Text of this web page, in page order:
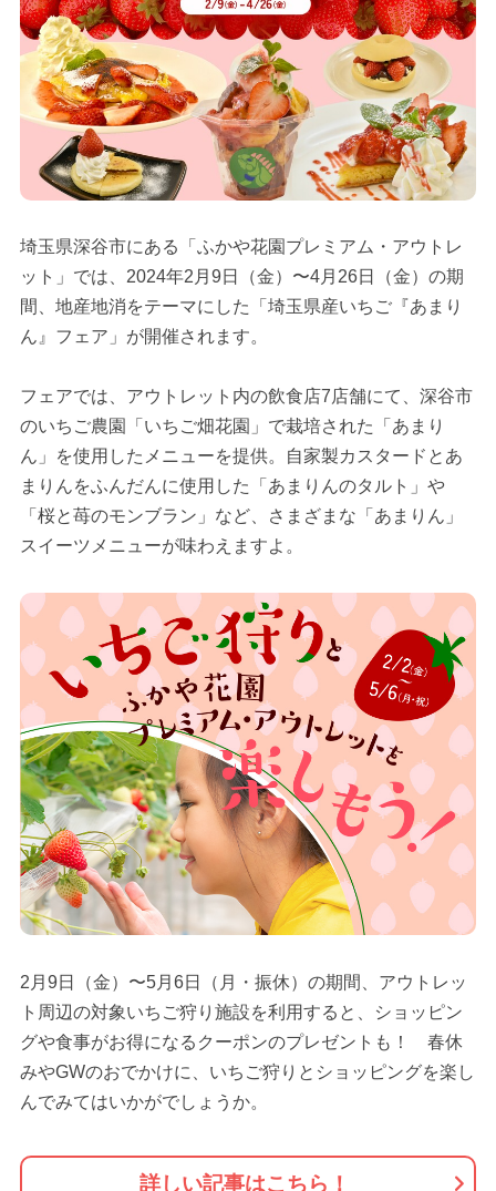
埼玉県深谷市にある「ふかや花園プレミアム・アウトレ
ット」では、2024年2月9日（金）〜4月26日（金）の期
間、地産地消をテーマにした「埼玉県産いちご『あまり
ん』フェア」が開催されます。
フェアでは、アウトレット内の飲食店7店舗にて、深谷市
のいちご農園「いちご畑花園」で栽培された「あまり
ん」を使用したメニューを提供。自家製カスタードとあ
まりんをふんだんに使用した「あまりんのタルト」や
「桜と苺のモンブラン」など、さまざまな「あまりん」
スイーツメニューが味わえますよ。
2月9日（金）〜5月6日（月・振休）の期間、アウトレッ
ト周辺の対象いちご狩り施設を利用すると、ショッピン
グや食事がお得になるクーポンのプレゼントも！ 春休
みやGWのおでかけに、いちご狩りとショッピングを楽し
んでみてはいかがでしょうか。
詳しい記事はこちら！